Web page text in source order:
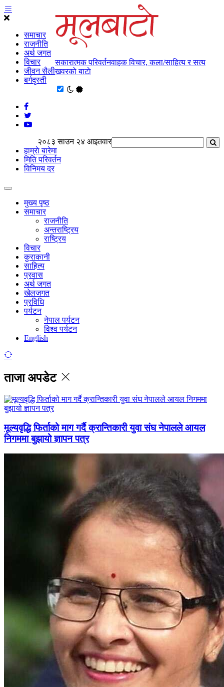
समाचार
राजनीति
अर्थ जगत
विचार
जीवन सैली
बर्गदृस्ती
सकारात्मक परिवर्तनवाहक विचार, कला/साहित्य र सत्य
खवरको बाटाे
२०८३ साउन २४ आइतवार
हाम्राे बारेमा
मिति परिवर्तन
विनिमय दर
मुख्य पृष्ठ
समाचार
राजनीति
अन्तराष्ट्रिय
राष्ट्रिय
विचार
कुराकानी
साहित्य
प्रवास
अर्थ जगत
खेलजगत
प्रविधि
पर्यटन
नेपाल पर्यटन
विश्व पर्यटन
English
ताजा अपडेट
मूल्यवृद्धि फिर्ताको माग गर्दै क्रान्तिकारी युवा संघ नेपालले आयल
निगममा बुझायो ज्ञापन पत्र